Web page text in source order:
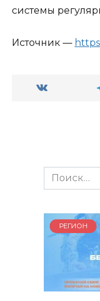
системы
Источник —
Search
for:
РЕГИОН